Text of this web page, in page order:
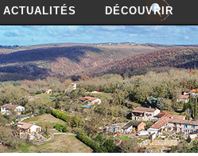
ACTUALITÉS DÉCOUVRIR